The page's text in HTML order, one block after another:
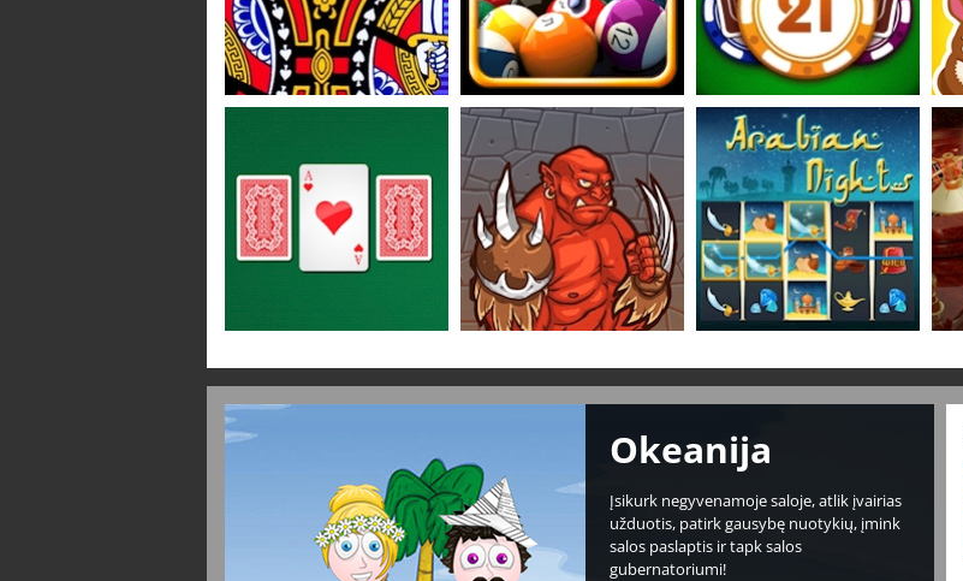
Okeanija
Įsikurk negyvenamoje saloje, atlik įvairias
užduotis, patirk gausybę nuotykių, įmink
salos paslaptis ir tapk salos
gubernatoriumi!